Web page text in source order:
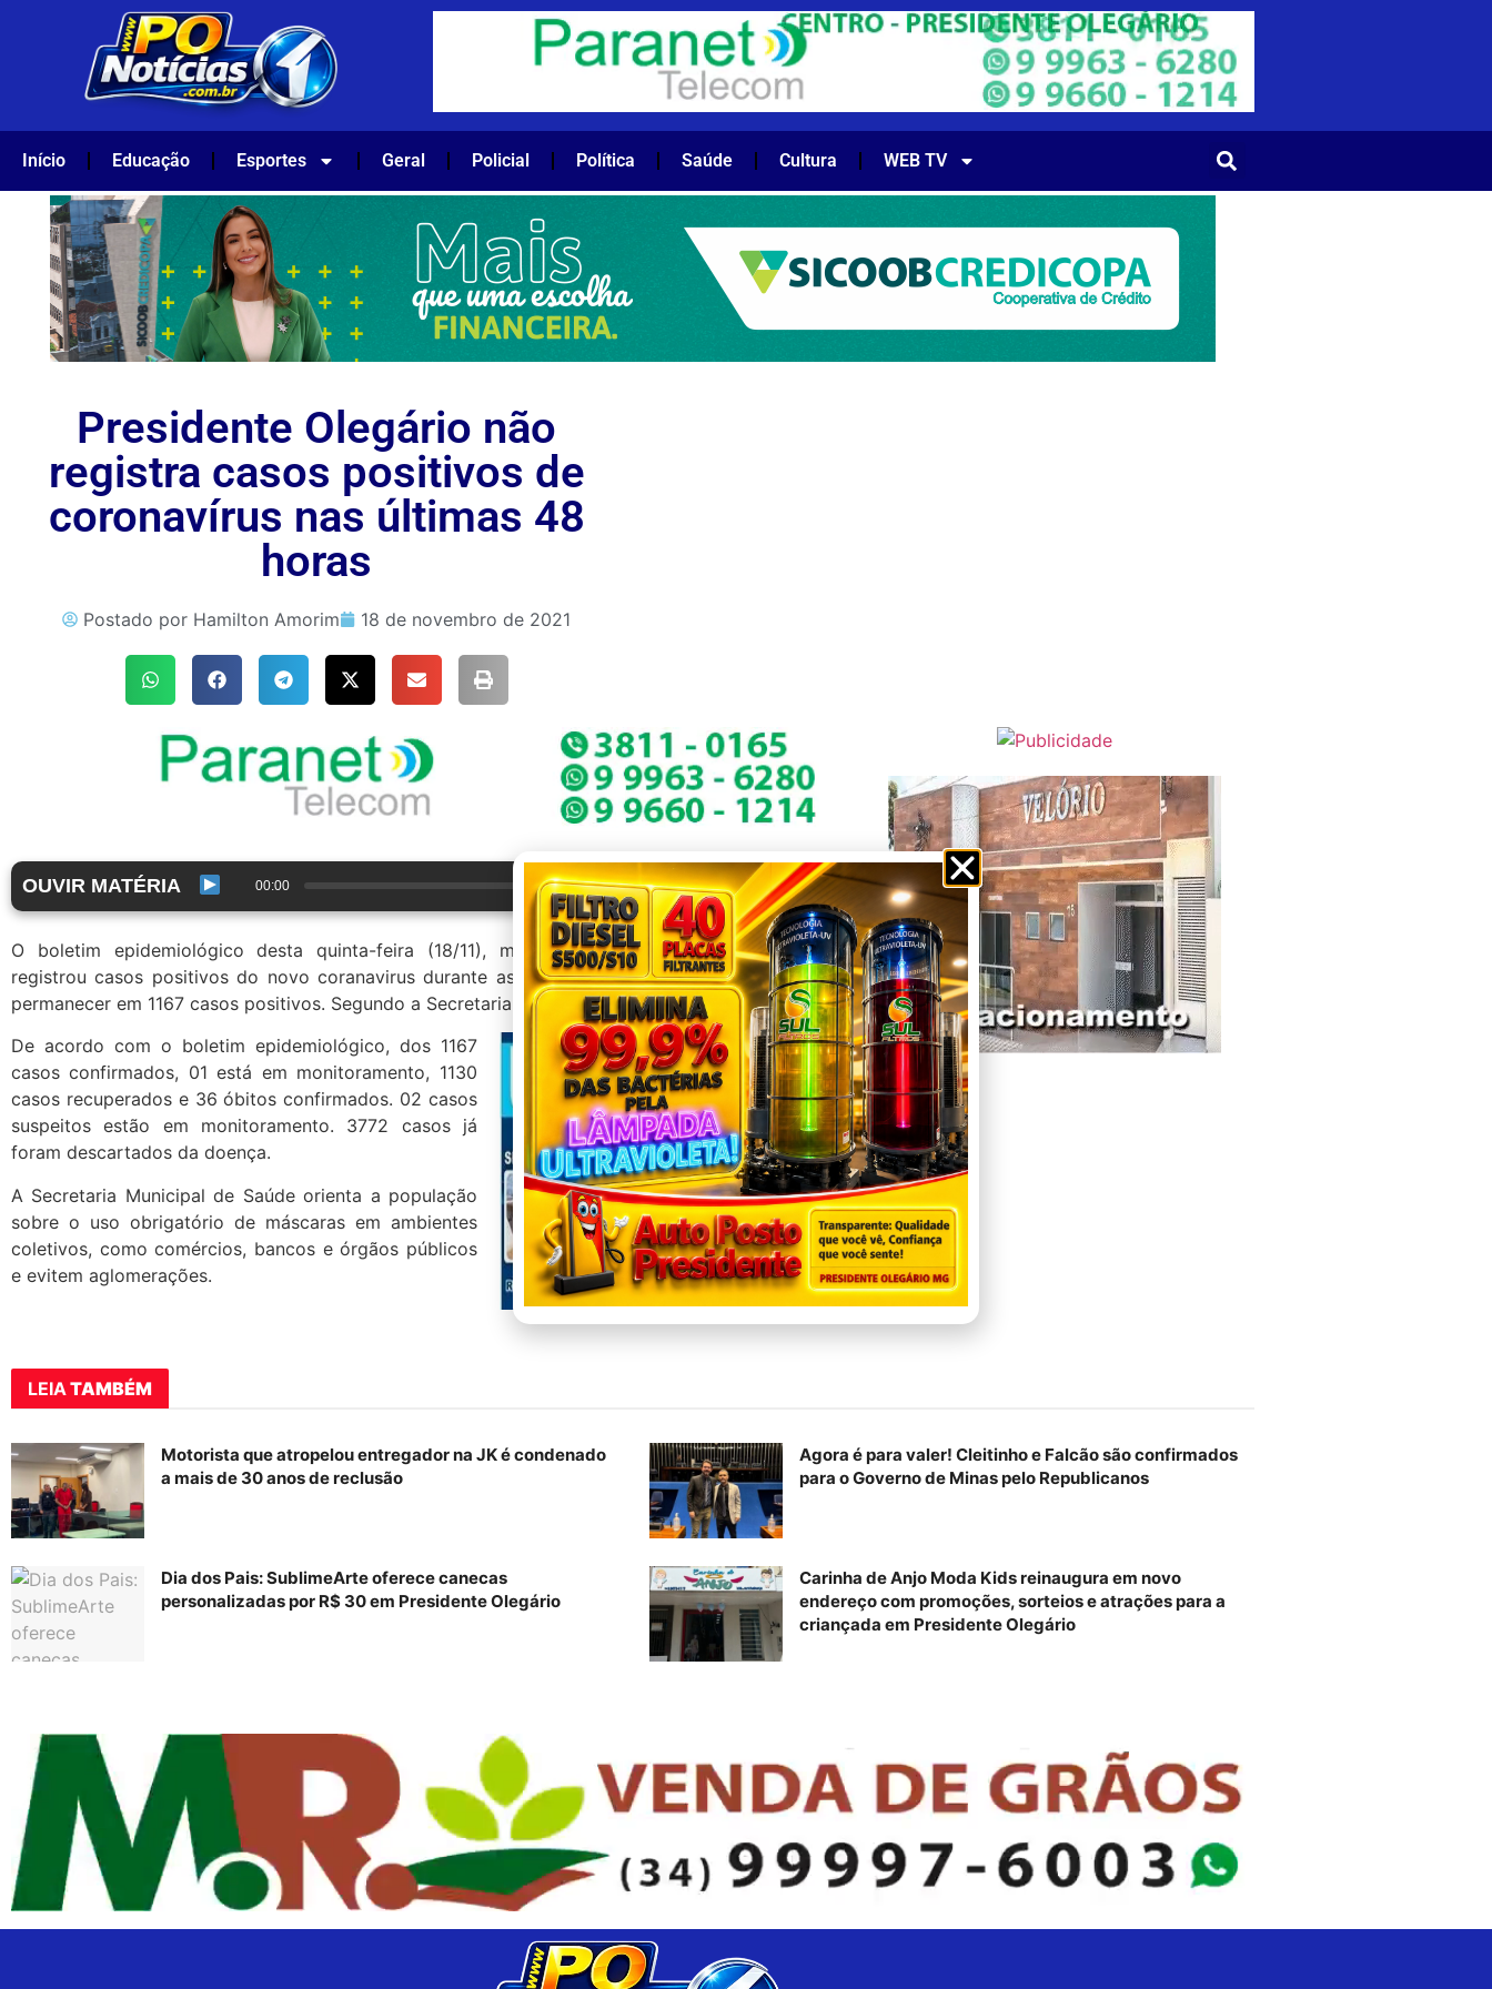
Início Educação Esportes Geral Policial Política Saúde Cultura WEB TV
Presidente Olegário não
registra casos positivos de
coronavírus nas últimas 48
horas
Postado por Hamilton Amorim 18 de novembro de 2021
OUVIR MATÉRIA 00:00 --:--
O boletim epidemiológico desta quinta-feira (18/11), mostra que Presidente Olegário não
registrou casos positivos do novo coranavirus durante as últimas 48 horas, o que faz o total
permanecer em 1167 casos positivos. Segundo a Secretaria Municipal de Saúde (SMS).
De acordo com o boletim epidemiológico, dos 1167
casos confirmados, 01 está em monitoramento, 1130
casos recuperados e 36 óbitos confirmados. 02 casos
suspeitos estão em monitoramento. 3772 casos já
foram descartados da doença.
A Secretaria Municipal de Saúde orienta a população
sobre o uso obrigatório de máscaras em ambientes
coletivos, como comércios, bancos e órgãos públicos
e evitem aglomerações.
LEIATAMBÉM
Motorista que atropelou entregador na JK é condenado
a mais de 30 anos de reclusão
Agora é para valer! Cleitinho e Falcão são confirmados
para o Governo de Minas pelo Republicanos
Dia dos Pais: SublimeArte oferece canecas
personalizadas por R$ 30 em Presidente Olegário
Carinha de Anjo Moda Kids reinaugura em novo
endereço com promoções, sorteios e atrações para a
criançada em Presidente Olegário